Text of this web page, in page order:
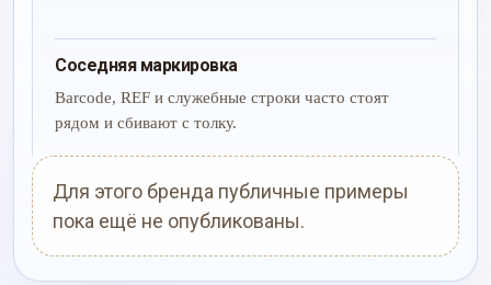
Соседняя маркировка
Barcode, REF и служебные строки часто стоят
рядом и сбивают с толку.
Для этого бренда публичные примеры
пока ещё не опубликованы.